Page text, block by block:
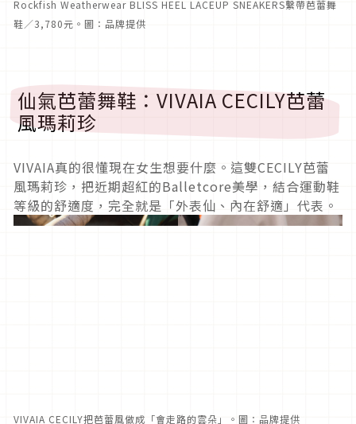
Rockfish Weatherwear BLISS HEEL LACEUP SNEAKERS繫帶芭蕾舞
鞋／3,780元。圖：品牌提供
仙氣芭蕾舞鞋：VIVAIA CECILY芭蕾
風瑪莉珍
VIVAIA真的很懂現在女生想要什麼。這雙CECILY芭蕾
風瑪莉珍，把近期超紅的Balletcore美學，結合運動鞋
等級的舒適度，完全就是「外表仙、內在舒適」代表。
VIVAIA CECILY把芭蕾風做成「會走路的雲朵」。圖：品牌提供